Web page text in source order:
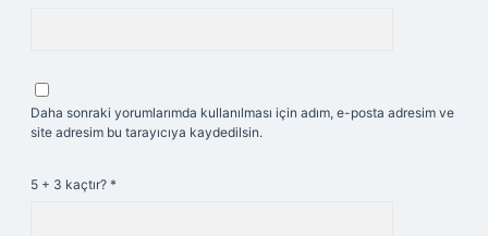
Daha sonraki yorumlarımda kullanılması için adım, e-posta adresim ve
site adresim bu tarayıcıya kaydedilsin.
5 + 3 kaçtır? *